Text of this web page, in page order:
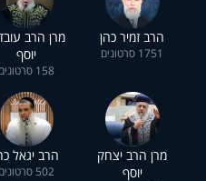
הרב זמיר כהן
1751 סרטונים
מרן הרב
יוסף
158 סרטונים
מרן הרב יצחק
יוסף
הרב יגאל
502 סרטונים